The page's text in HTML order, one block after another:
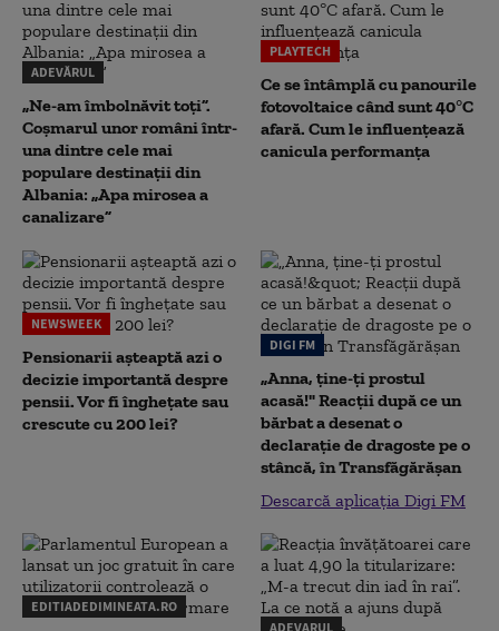
ADEVĂRUL
„Ne-am îmbolnăvit toți”.
Coșmarul unor români într-
una dintre cele mai
populare destinații din
Albania: „Apa mirosea a
canalizare”
PLAYTECH
Ce se întâmplă cu panourile
fotovoltaice când sunt 40°C
afară. Cum le influențează
canicula performanța
NEWSWEEK
Pensionarii așteaptă azi o
decizie importantă despre
pensii. Vor fi înghețate sau
crescute cu 200 lei?
DIGI FM
„Anna, ţine-ţi prostul
acasă!" Reacţii după ce un
bărbat a desenat o
declaraţie de dragoste pe o
stâncă, în Transfăgărăşan
Descarcă aplicația Digi FM
EDITIADEDIMINEATA.RO
ADEVARUL